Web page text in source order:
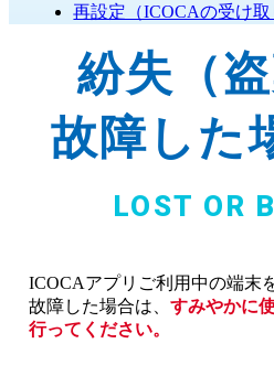
再設定（ICOCAの受け取
紛失 （
故障した
ICOCAアプリご利用中の端末
故障した場合は、すみやかに
行ってください。